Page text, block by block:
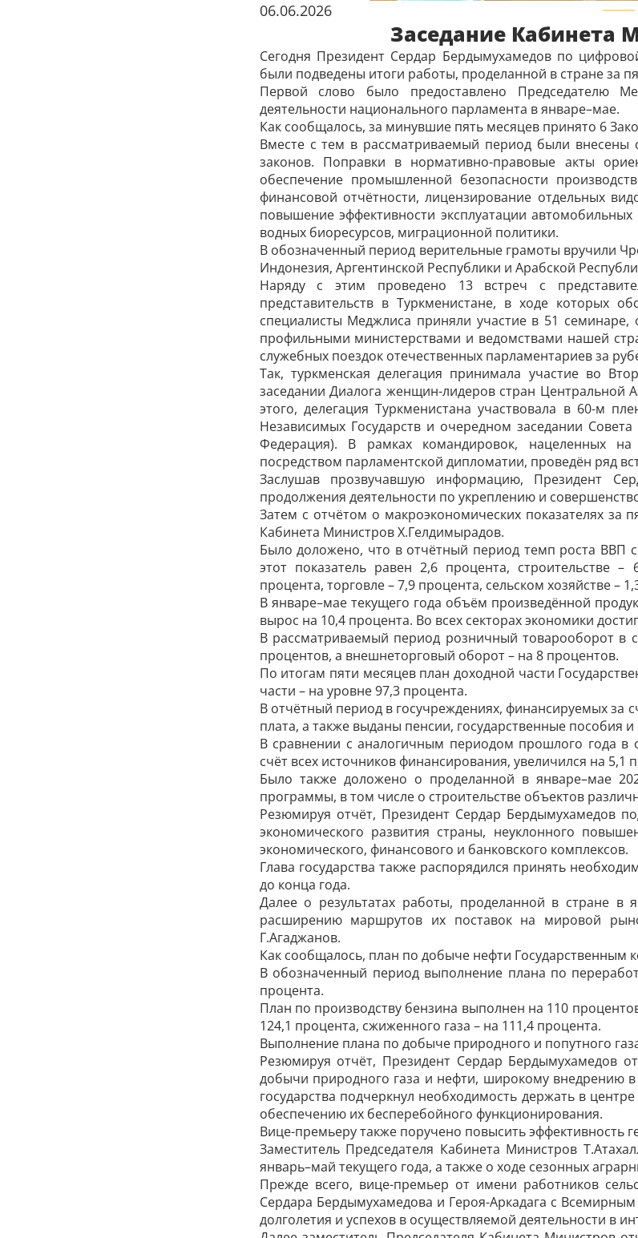
06.06.2026
Заседание Кабинета
Сегодня Президент Сердар Бердымухамедов по
были подведены итоги работы, проделанной в стране за
Первой слово было предоставлено Председателю
деятельности национального парламента в январе–мае.
Как сообщалось, за минувшие пять месяцев принято 6
Вместе с тем в рассматриваемый период были
законов. Поправки в нормативно-правовые акты
обеспечение промышленной безопасности
финансовой отчётности, лицензирование отдельных
повышение эффективности эксплуатации
водных биоресурсов, миграционной политики.
В обозначенный период верительные грамоты вручили
Индонезия, Аргентинской Республики и Арабской
Наряду с этим проведено 13 встреч с
представительств в Туркменистане, в ходе которых
специалисты Меджлиса приняли участие в 51
профильными министерствами и ведомствами нашей
служебных поездок отечественных парламентариев за
Так, туркменская делегация принимала участие во
заседании Диалога женщин-лидеров стран Центральной
этого, делегация Туркменистана участвовала в 60-м
Независимых Государств и очередном заседании
Федерация). В рамках командировок, нацеленных
посредством парламентской дипломатии, проведён ряд
Заслушав прозвучавшую информацию, Президент
продолжения деятельности по укреплению и
Затем с отчётом о макроэкономических показателях за
Кабинета Министров Х.Гелдимырадов.
Было доложено, что в отчётный период темп роста ВВП
этот показатель равен 2,6 процента, строительстве
процента, торговле – 7,9 процента, сельском хозяйстве –
В январе–мае текущего года объём произведённой
вырос на 10,4 процента. Во всех секторах экономики
В рассматриваемый период розничный товарооборот в
процентов, а внешнеторговый оборот – на 8 процентов.
По итогам пяти месяцев план доходной части
части – на уровне 97,3 процента.
В отчётный период в госучреждениях, финансируемых за
плата, а также выданы пенсии, государственные пособия и
В сравнении с аналогичным периодом прошлого года
счёт всех источников финансирования, увеличился на 5,1
Было также доложено о проделанной в январе–мае
программы, в том числе о строительстве объектов
Резюмируя отчёт, Президент Сердар Бердымухамедов
экономического развития страны, неуклонного
экономического, финансового и банковского комплексов.
Глава государства также распорядился принять
до конца года.
Далее о результатах работы, проделанной в стране
расширению маршрутов их поставок на мировой
Г.Агаджанов.
Как сообщалось, план по добыче нефти
В обозначенный период выполнение плана по
процента.
План по производству бензина выполнен на 110
124,1 процента, сжиженного газа – на 111,4 процента.
Выполнение плана по добыче природного и попутного
Резюмируя отчёт, Президент Сердар Бердымухамедов
добычи природного газа и нефти, широкому внедрению в
государства подчеркнул необходимость держать в
обеспечению их бесперебойного функционирования.
Вице-премьеру также поручено повысить эффективность
Заместитель Председателя Кабинета Министров
январь–май текущего года, а также о ходе сезонных
Прежде всего, вице-премьер от имени работников
Сердара Бердымухамедова и Героя-­Аркадага с
долголетия и успехов в осуществляемой деятельности в